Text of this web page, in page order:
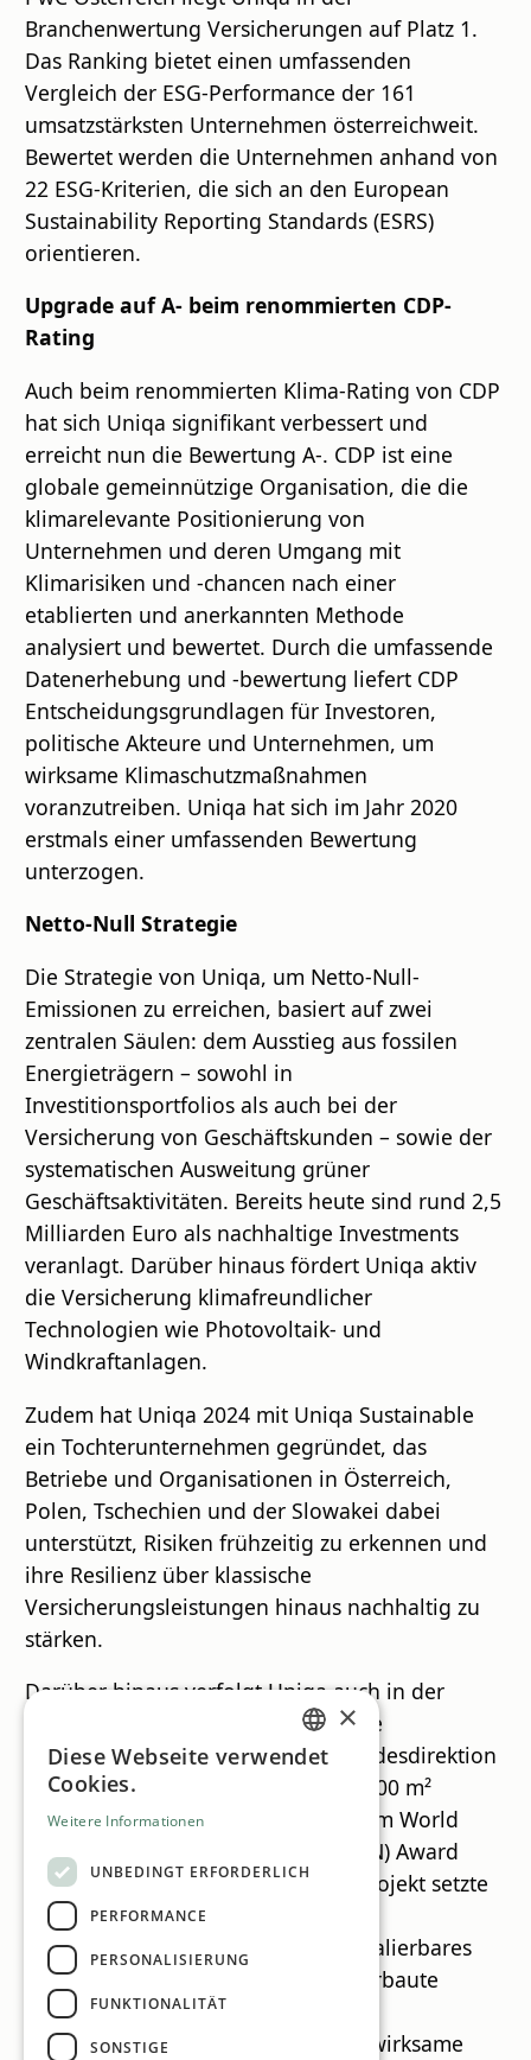
Branchenwertung Versicherungen auf Platz 1.
Das Ranking bietet einen umfassenden
Vergleich der ESG-Performance der 161
umsatzstärksten Unternehmen österreichweit.
Bewertet werden die Unternehmen anhand von
22 ESG-Kriterien, die sich an den European
Sustainability Reporting Standards (ESRS)
orientieren.
Upgrade auf A- beim renommierten CDP-
Rating
Auch beim renommierten Klima-Rating von CDP
hat sich Uniqa signifikant verbessert und
erreicht nun die Bewertung A-. CDP ist eine
globale gemeinnützige Organisation, die die
klimarelevante Positionierung von
Unternehmen und deren Umgang mit
Klimarisiken und -chancen nach einer
etablierten und anerkannten Methode
analysiert und bewertet. Durch die umfassende
Datenerhebung und -bewertung liefert CDP
Entscheidungsgrundlagen für Investoren,
politische Akteure und Unternehmen, um
wirksame Klimaschutzmaßnahmen
voranzutreiben. Uniqa hat sich im Jahr 2020
erstmals einer umfassenden Bewertung
unterzogen.
Netto-Null Strategie
Die Strategie von Uniqa, um Netto-Null-
Emissionen zu erreichen, basiert auf zwei
zentralen Säulen: dem Ausstieg aus fossilen
Energieträgern – sowohl in
Investitionsportfolios als auch bei der
Versicherung von Geschäftskunden – sowie der
systematischen Ausweitung grüner
Geschäftsaktivitäten. Bereits heute sind rund 2,5
Milliarden Euro als nachhaltige Investments
veranlagt. Darüber hinaus fördert Uniqa aktiv
die Versicherung klimafreundlicher
Technologien wie Photovoltaik- und
Windkraftanlagen.
Zudem hat Uniqa 2024 mit Uniqa Sustainable
ein Tochterunternehmen gegründet, das
Betriebe und Organisationen in Österreich,
Polen, Tschechien und der Slowakei dabei
unterstützt, Risiken frühzeitig zu erkennen und
ihre Resilienz über klassische
Versicherungsleistungen hinaus nachhaltig zu
stärken.
Darüber hinaus verfolgt Uniqa auch in der
eigenen Betriebsführung ehrgeizige
Nachhaltigkeitsziele. Die Uniqa Landesdirektion
Steiermark ist etwa mit ihrer rund 800 m²
großen Fassadenbegrünung mit dem World
Green Infrastructure Network (WGIN) Award
2025 ausgezeichnet worden. Das Projekt setzte
sich gegen rund 100 internationale
Einreichungen durch und gilt als skalierbares
Vorzeigebeispiel dafür, wie dicht verbaute
Innenstadtlagen in klimaresiliente,
biodiversitätsfördernde und sozial wirksame
GERMAN
×
Diese Webseite verwendet
Cookies.
Weitere Informationen
UNBEDINGT ERFORDERLICH
PERFORMANCE
PERSONALISIERUNG
FUNKTIONALITÄT
SONSTIGE